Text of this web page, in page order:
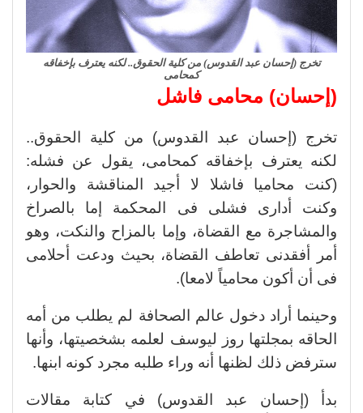
تخرج (إحسان عبد القدوس) من كلية الحقوق.. لكنه يعترف بإخفاقه
كمحامى
(إحسان) محامى فاشل
تخرج (إحسان عبد القدوس) من كلية الحقوق..
لكنه يعترف بإخفاقه كمحامى، يقول عن فشله:
(كنت محاميا فاشلا لا أجيد المناقشة والحوار،
وكنت أدارى فشلى فى المحكمة إما بالصراخ
والمشاجرة مع القضاة، وإما بالمزاح والنكت، وهو
أمر أفقدنى تعاطف القضاة، بحيث ودعت أحلامى
فى أن أكون محامياً لامعا).
وحينما أراد دخول عالم الصحافة لم يطلب من أمه
الحاقه بمجلتها روز ليوسف لعلمه بشخصيتها، وأنها
سترفض ذلك لظنها أنه وراء طلبه مجرد كونه ابنها.
بدأ (إحسان عبد القدوس) في كتابة مقالات